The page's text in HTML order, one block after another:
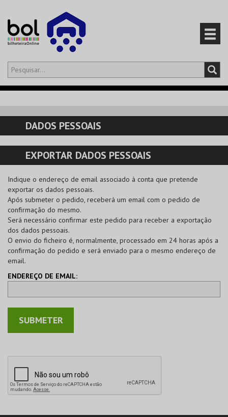
Olá,iniciar sessão
CARRINHO
EVENTOS
CARTÕES
PRODUTOS
DADOS PESSOAIS
EXPORTAR DADOS PESSOAIS
Indique o endereço de email associado à conta que pretende
exportar os dados pessoais.
Após submeter o pedido, receberá um email com o pedido de
confirmação do mesmo.
Será necessário confirmar este pedido para receber a exportação
dos dados pessoais.
O envio do ficheiro é, normalmente, processado em 24 horas após a
confirmação do pedido e será enviado para o mesmo endereço de
email.
ENDEREÇO DE EMAIL: